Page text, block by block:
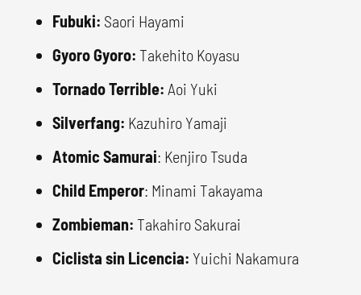
Fubuki: Saori Hayami
Gyoro Gyoro: Takehito Koyasu
Tornado Terrible: Aoi Yuki
Silverfang: Kazuhiro Yamaji
Atomic Samurai: Kenjiro Tsuda
Child Emperor: Minami Takayama
Zombieman: Takahiro Sakurai
Ciclista sin Licencia: Yuichi Nakamura